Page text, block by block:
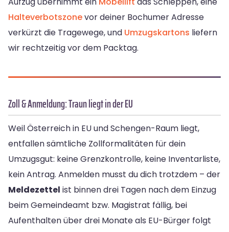
Halteverbotszonevor deiner Bochumer Adresse
verkürzt die Tragewege, und Umzugskartons liefern
wir rechtzeitig vor dem Packtag.
Zoll & Anmeldung: Traun liegt in der EU
Weil Österreich in EU und Schengen-Raum liegt,
entfallen sämtliche Zollformalitäten für dein
Umzugsgut: keine Grenzkontrolle, keine Inventarliste,
kein Antrag. Anmelden musst du dich trotzdem – der
Meldezettel ist binnen drei Tagen nach dem Einzug
beim Gemeindeamt bzw. Magistrat fällig, bei
Aufenthalten über drei Monate als EU-Bürger folgt